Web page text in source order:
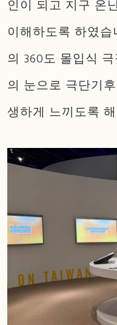
인이 되고 지구 온
이해하도록 하였
의 360도 몰입식
의 눈으로 극단기
생하게 느끼도록